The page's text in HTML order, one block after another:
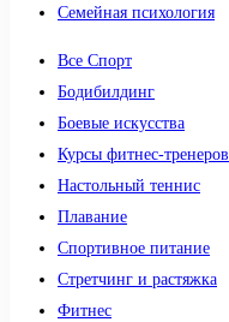
Семейная психология
Все Спорт
Бодибилдинг
Боевые искусства
Курсы фитнес-тренеров
Настольный теннис
Плавание
Спортивное питание
Стретчинг и растяжка
Фитнес